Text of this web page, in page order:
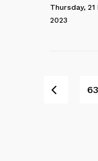
Thursday, 21
2023
Prev63